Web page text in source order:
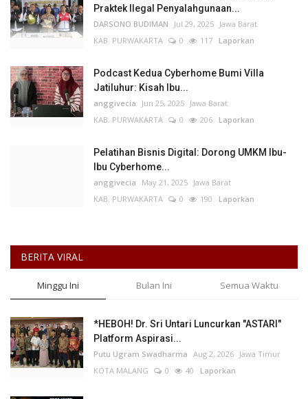
Praktek Ilegal Penyalahgunaan...
DARSONO BUDIMAN Jul 29, 2025 Jawa Barat
KAB. PURWAKARTA
0 117 Laporkan
Podcast Kedua Cyberhome Bumi Villa
Jatiluhur: Kisah Ibu...
anggivecia Jun 25, 2025 Jawa Barat
KAB. PURWAKARTA
0 206 Laporkan
Pelatihan Bisnis Digital: Dorong UMKM Ibu-
Ibu Cyberhome...
anggivecia May 21, 2025 Jawa Barat
KAB. PURWAKARTA
0 190 Laporkan
BERITA VIRAL
Minggu Ini Bulan Ini Semua Waktu
*HEBOH! Dr. Sri Untari Luncurkan "ASTARI"
Platform Aspirasi...
Putu Ugram Swadharma Aug 2, 2026 Jawa Timur
KOTA MALANG
0 40 Laporkan